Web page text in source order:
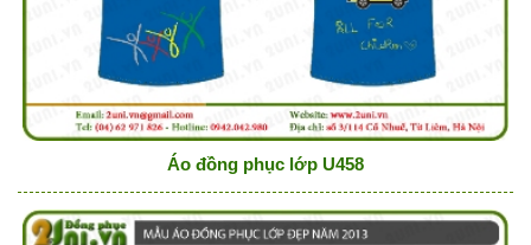
Áo đồng phục lớp U458